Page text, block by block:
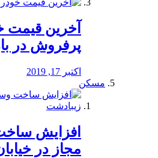
آخرین قیمت
پرفروش در
اکتبر 17, 2019
مسکن
افزایش
مجاز در